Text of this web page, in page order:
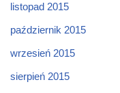
listopad 2015
październik 2015
wrzesień 2015
sierpień 2015